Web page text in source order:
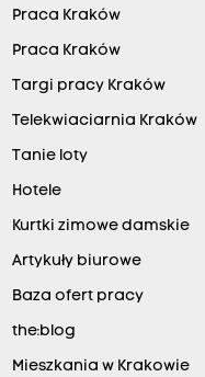
Praca Kraków
Praca Kraków
Targi pracy Kraków
Telekwiaciarnia Kraków
Tanie loty
Hotele
Kurtki zimowe damskie
Artykuły biurowe
Baza ofert pracy
the:blog
Mieszkania w Krakowie